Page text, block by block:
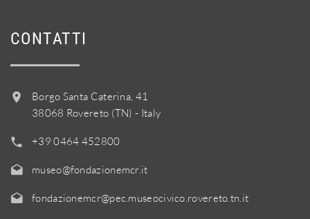
CONTATTI
Borgo Santa Caterina, 41
38068 Rovereto (TN) - Italy
+39 0464 452800
museo@fondazionemcr.it
fondazionemcr@pec.museocivico.rovereto.tn.it